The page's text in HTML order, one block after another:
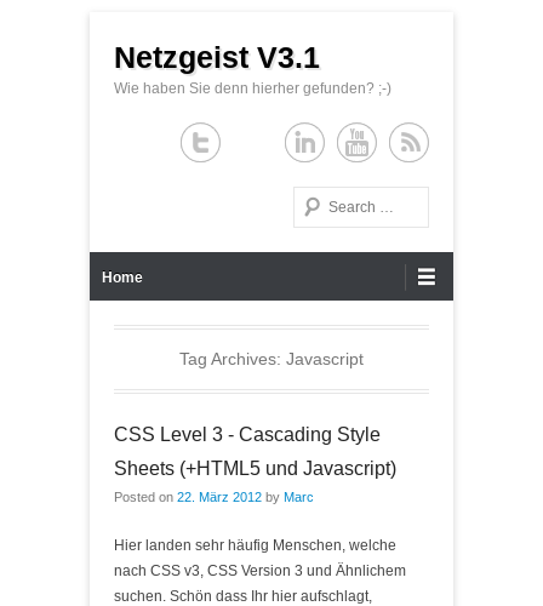
Netzgeist V3.1
Wie haben Sie denn hierher gefunden? ;-)
Search
Home
Tag Archives: Javascript
CSS Level 3 - Cascading Style
Sheets (+HTML5 und Javascript)
Posted on 22. März 2012 by Marc
Hier landen sehr häufig Menschen, welche
nach CSS v3, CSS Version 3 und Ähnlichem
suchen. Schön dass Ihr hier aufschlagt,